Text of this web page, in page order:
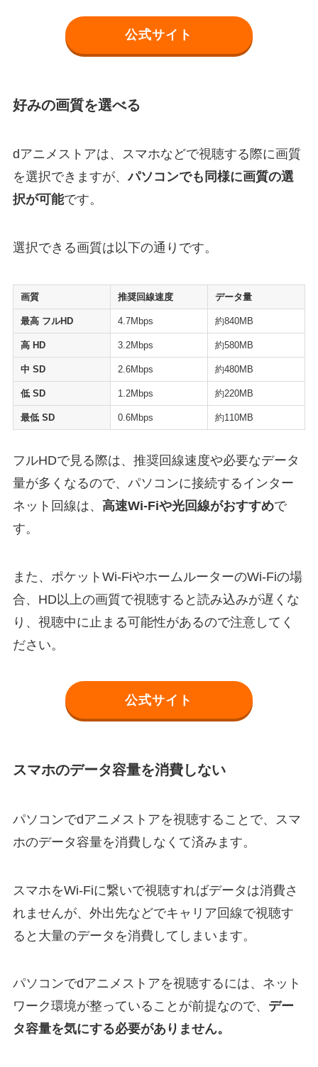
公式サイト
好みの画質を選べる
dアニメストアは、スマホなどで視聴する際に画質
を選択できますが、パソコンでも同様に画質の選
択が可能です。
選択できる画質は以下の通りです。
画質 推奨回線速度 データ量
最高 フルHD 4.7Mbps 約840MB
高 HD 3.2Mbps 約580MB
中 SD 2.6Mbps 約480MB
低 SD 1.2Mbps 約220MB
最低 SD 0.6Mbps 約110MB
フルHDで見る際は、推奨回線速度や必要なデータ
量が多くなるので、パソコンに接続するインター
ネット回線は、 高速Wi-Fiや光回線がおすすめで
す。
また、ポケットWi-FiやホームルーターのWi-Fiの場
合、HD以上の画質で視聴すると読み込みが遅くな
り、視聴中に止まる可能性があるので注意してく
ださい。
公式サイト
スマホのデータ容量を消費しない
パソコンでdアニメストアを視聴することで、スマ
ホのデータ容量を消費しなくて済みます。
スマホをWi-Fiに繋いで視聴すればデータは消費さ
れませんが、外出先などでキャリア回線で視聴す
ると大量のデータを消費してしまいます。
パソコンでdアニメストアを視聴するには、ネット
ワーク環境が整っていることが前提なので、 デー
タ容量を気にする必要がありません。